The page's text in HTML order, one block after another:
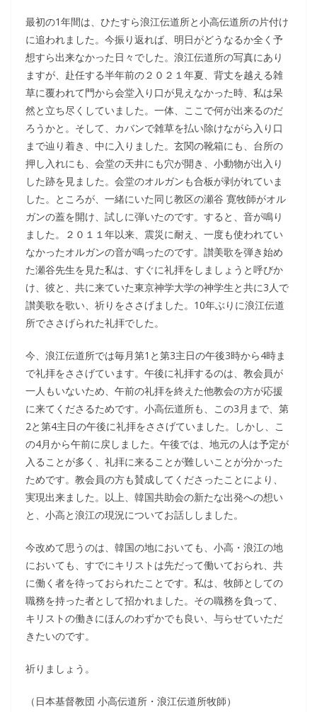
最初の1年間は、ひたすら浪江伝道所と小高伝道所の片付け
に追われました。今振り返れば、明日がどうなるか全く予
想すら出来なかった日々でした。浪江伝道所の写真にあり
ますが、赴任する半年前の２０２１年夏、背丈を越える雑
草に覆われて門から会堂入り口が見えなかった時、私は呆
然と立ち尽くしていました。一体、ここで何が出来るのだ
ろうかと。そして、カバンで雑草を払い除けながら入り口
まで辿り着き、中に入りました。玄関の靴箱にも、台所の
押し入れにも、会堂の天井にも穴が開き、小動物が出入り
した跡を見ました。会堂のオルガンも合板が剥がれていま
した。ところが、一緒にいた同じ教区の瀬谷 寛牧師がオル
ガンの蓋を開け、試しに弾いたのです。すると、音が鳴り
ました。２０１１年以来、震災に耐え、一度も使われてい
なかったオルガンの音が鳴ったのです。讃美歌を弾き始め
た瀬谷先生を見た私は、すぐに礼拝をしましょうと呼びか
け、彼と、共に来ていた東京神学大学の神学生と共に3人で
讃美歌を歌い、祈りをささげました。10年ぶりに浪江伝道
所でささげられた礼拝でした。
今、浪江伝道所では毎月第1と第3主日の午後3時から4時ま
で礼拝をささげています。午後に礼拝するのは、教会員が
一人もいないため、午前の礼拝を終えた他教会の方が応援
に来てくださるためです。小高伝道所も、この3月まで、第
2と第4主日の午後に礼拝をささげていました。しかし、こ
の4月から午前に戻しました。午後では、地元の人は予定が
入ることが多く、礼拝に来ることが難しいことが分かった
ためです。教会員の方も賛成してくださったことにより、
実現出来ました。以上、韓国共助会の新たな出発への想い
と、小高と浪江の現況についてお話ししました。
今改めて思うのは、韓国の地においても、小高・浪江の地
においても、すでにキリストは先だって働いておられ、共
に働く者を待っておられたことです。私は、牧師としての
職務を持った者として招かれました。その職務を負って、
キリストの働きにほんのわずかでも良い、与らせていただ
きたいのです。
祈りましょう。
（日本基督教団 小高伝道所・浪江伝道所牧師）